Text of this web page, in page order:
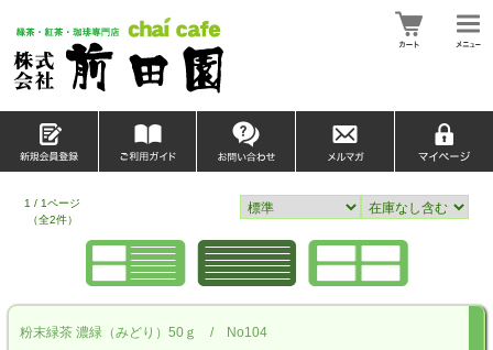
1 / 1ページ
（全2件）
粉末緑茶 濃緑（みどり）50ｇ / No104